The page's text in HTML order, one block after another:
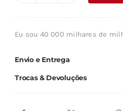
era:
é:
Eu sou 40 000 milhares de
Envio e Entrega
Trocas & Devoluções